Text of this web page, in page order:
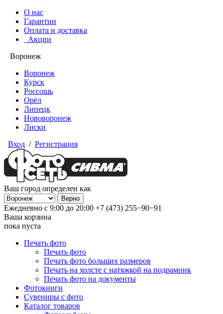
О нас
Гарантии
Оплата и доставка
Акции
Воронеж
Воронеж
Курск
Россошь
Орёл
Липецк
Нововоронеж
Лиски
Вход / Регистрация
Ваш город определен как
Ежедневно с 9:00 до 20:00 +7 (473) 255−90−91
Ваша корзина
пока пуста
Печать фото
Печать фото
Печать фото больших размеров
Печать на холсте с натяжкой на подрамник
Печать фото на документы
Фотокниги
Сувениры с фото
Каталог товаров